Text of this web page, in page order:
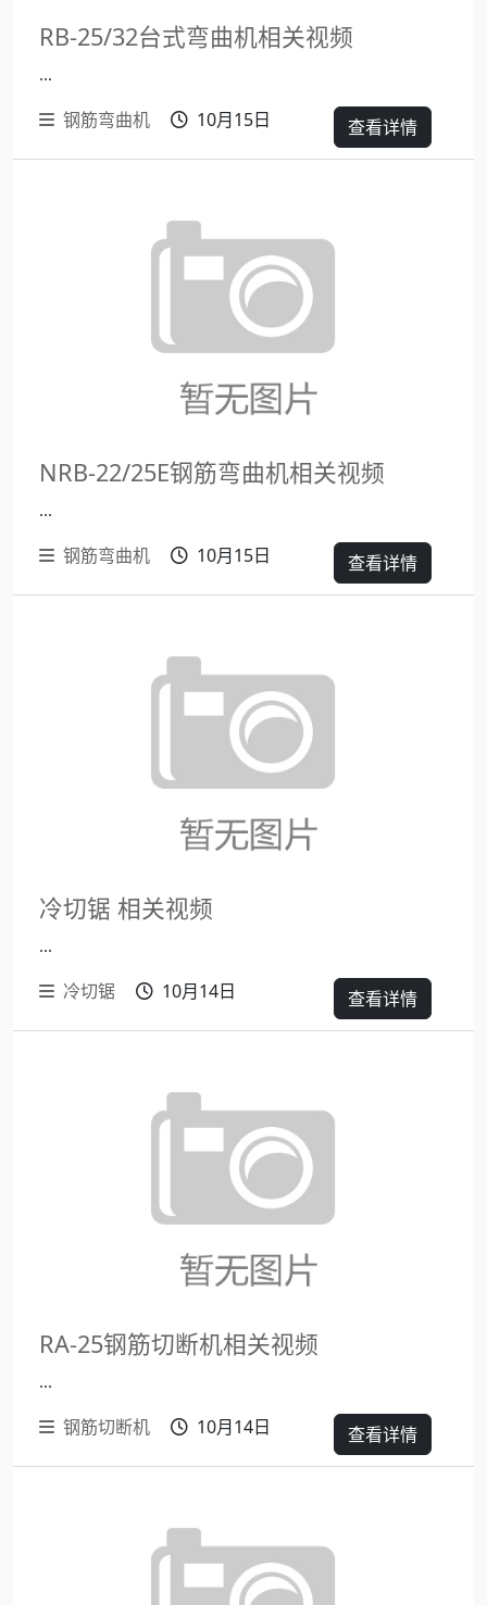
RB-25/32台式弯曲机相关视频
...
钢筋弯曲机 10月15日 查看详情
NRB-22/25E钢筋弯曲机相关视频
...
钢筋弯曲机 10月15日 查看详情
冷切锯 相关视频
...
冷切锯 10月14日 查看详情
RA-25钢筋切断机相关视频
...
钢筋切断机 10月14日 查看详情